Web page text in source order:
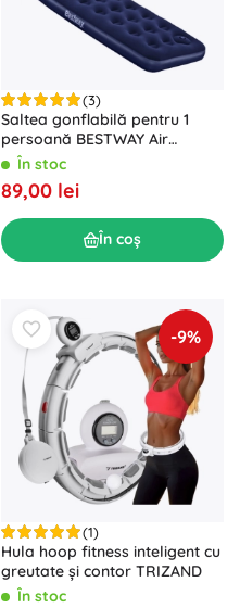
(3)
Saltea gonflabilă pentru 1
persoană BESTWAY Air
Mattress Jr. Twin 185 × 76 × 28
cm cu pompă acţionată cu
piciorul
În stoc
89,00 lei
În coș
-9%
(1)
Hula hoop fitness inteligent cu
greutate și contor TRIZAND
În stoc